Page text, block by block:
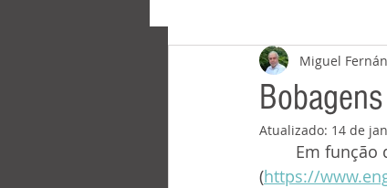
Miguel
Atualizado: 14 de
Em função
(https://